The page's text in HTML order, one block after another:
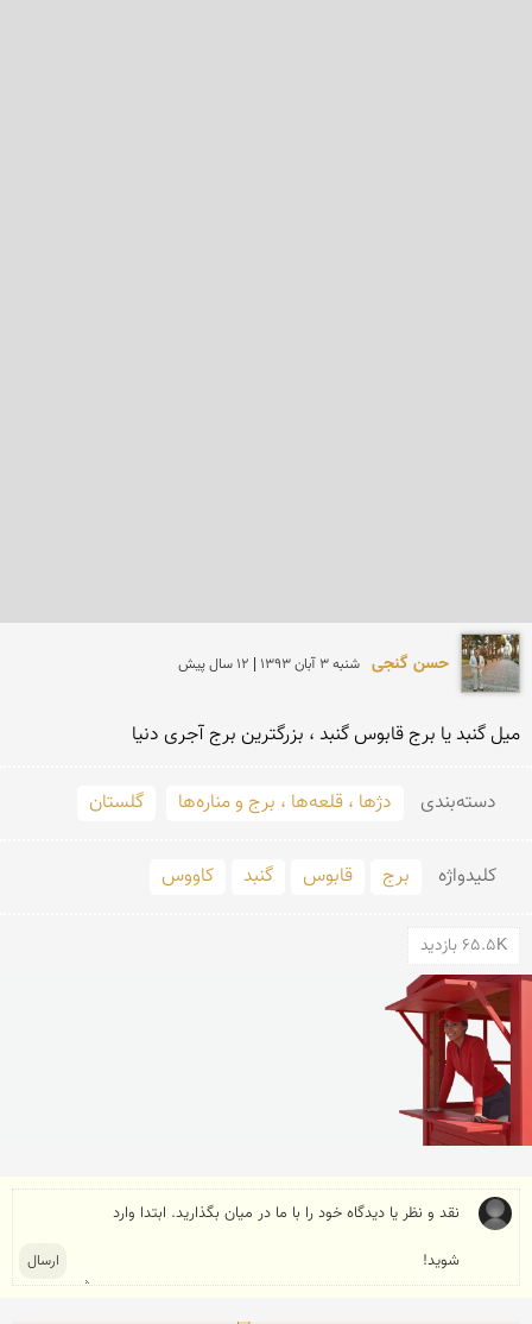
حسن گنجی شنبه 3 آبان 1393 | 12 سال پیش
میل گنبد یا برج قابوس گنبد ، بزرگترین برج آجری دنیا
دسته‌بندی دژها ، قلعه‌ها ، برج و مناره‌ها گلستان
کلید‌واژه برج قابوس گنبد کاووس
65.5K بازدید